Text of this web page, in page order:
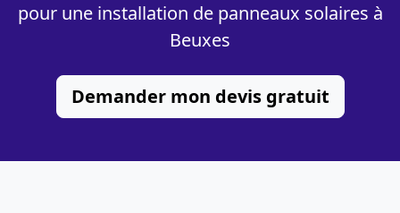
pour une installation de panneaux solaires à
Beuxes
Demander mon devis gratuit